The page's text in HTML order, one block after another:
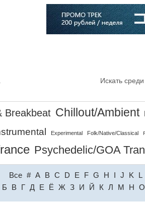
Искать
Breakbeat Chillout/Ambient
Experimental Folk/Native/Classical
Psychedelic/GOA
Все # A B C D E F G H I J K
L
Б В Г Д Е Ё Ж З И Й К Л М Н О